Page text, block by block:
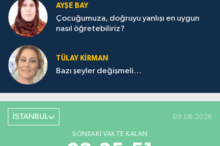
AYŞE BAY
Çocuğumuza, doğruyu yanlışı en uygun
nasıl öğretebiliriz?
TÜLAY KİRMAN
Bazı şeyler değişmeli…
İSTANBUL 09.08.2026
SONRAKI VAKTE KALAN